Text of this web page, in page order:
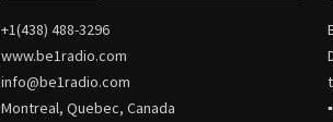
+1(438) 488-3296
www.be1radio.com
info@be1radio.com
Montreal, Quebec, Canada